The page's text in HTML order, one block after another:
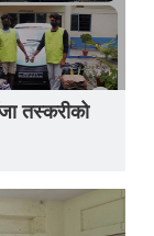
तस्करीको